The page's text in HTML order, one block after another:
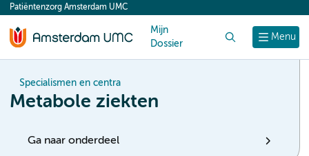
content
Menu
Patiëntenzorg Amsterdam UMC
Mijn
Dossier
Specialismen en centra
Metabole ziekten
Ga naar onderdeel